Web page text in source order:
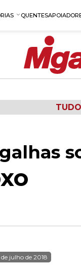
QUENTES
julho de 2018